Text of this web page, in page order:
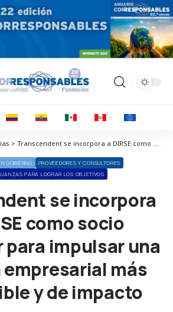
Corresponsables > Noticias > Transcendent se incorpora a DIRSE como socio protector para impulsar una gestión empresarial más sostenible y de impacto
GOBIERNO
PROVEEDORES Y CONSULTORES
PARA LOGRAR LOS OBJETIVOS
se incorpora
como socio
impulsar una
más
y de impacto